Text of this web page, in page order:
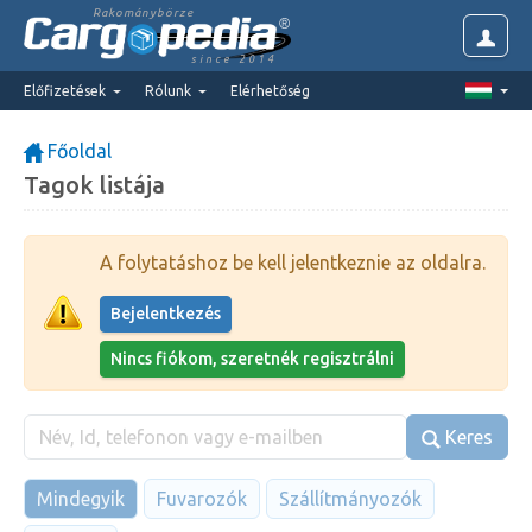
Rakománybörze
since 2014
Előfizetések Rólunk Elérhetőség
Főoldal
Tagok listája
A folytatáshoz be kell jelentkeznie az oldalra.
Bejelentkezés
Nincs fiókom, szeretnék regisztrálni
Keres
Mindegyik Fuvarozók Szállítmányozók